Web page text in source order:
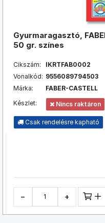
Gyurmaragasztó,
50 gr. színes
Cikszám:
IKRTFAB0002
Vonalkód: 9556089794503
Márka:
FABER-CASTELL
Készlet:
Nincs raktáron
Csak rendelésre kapható
− +